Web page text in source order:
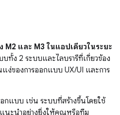
M2 และ M3 ในแอปเดียวในระยะ
ทั้ง 2 ระบบและไลบรารีที่เกี่ยวข้อง
ง่ของการออกแบบ UX/UI และการ
แบบ เช่น ระบบที่สร้างขึ้นโดยใช้
แนะนำอย่างยิ่งให้คุณหรือทีม